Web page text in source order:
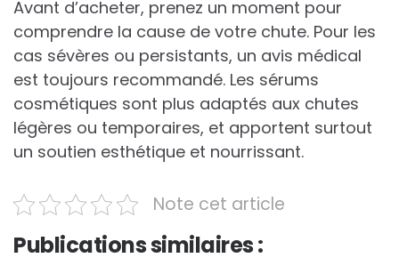
Avant d’acheter, prenez un moment pour
comprendre la cause de votre chute. Pour les
cas sévères ou persistants, un avis médical
est toujours recommandé. Les sérums
cosmétiques sont plus adaptés aux chutes
légères ou temporaires, et apportent surtout
un soutien esthétique et nourrissant.
Note cet article
Publications similaires :